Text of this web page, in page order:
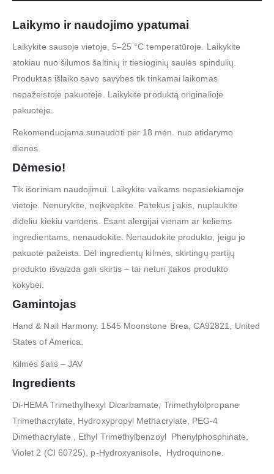
Laikymo ir naudojimo ypatumai
Laikykite sausoje vietoje, 5–25 °C temperatūroje. Laikykite
atokiau nuo šilumos šaltinių ir tiesioginių saulės spindulių.
Produktas išlaiko savo savybes tik tinkamai laikomas
nepažeistoje pakuotėje. Laikykite produktą originalioje
pakuotėje.
Rekomenduojama sunaudoti per 18 mėn. nuo atidarymo
dienos.
Dėmesio!
Tik išoriniam naudojimui. Laikykite vaikams nepasiekiamoje
vietoje. Nenurykite, neįkvėpkite. Patekus į akis, nuplaukite
dideliu kiekiu vandens. Esant alergijai vienam ar keliems
ingredientams, nenaudokite. Nenaudokite produkto, jeigu jo
pakuotė pažeista. Dėl ingredientų kilmės, skirtingų partijų
produkto išvaizda gali skirtis – tai neturi įtakos produkto
kokybei.
Gamintojas
Hand & Nail Harmony. 1545 Moonstone Brea, CA92821, United
States of America.
Kilmės šalis – JAV
Ingredients
Di-HEMA Trimethylhexyl Dicarbamate, Trimethylolpropane
Trimethacrylate, Hydroxypropyl Methacrylate, PEG-4
Dimethacrylate , Ethyl Trimethylbenzoyl Phenylphosphinate,
Violet 2 (CI 60725), p-Hydroxyanisole, Hydroquinone.